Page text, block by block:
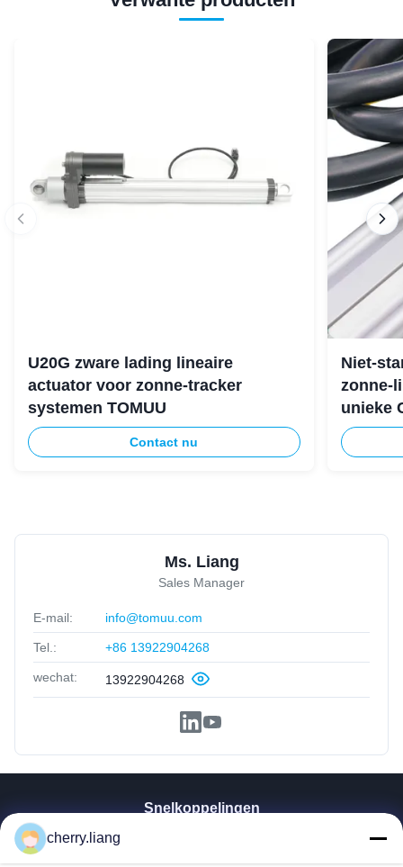
U20G zware lading lineaire
actuator voor zonne-tracker
systemen TOMUU
Contact nu
Niet-
zonne-
unieke
Ms. Liang
Sales Manager
E-mail: info@tomuu.com
Tel.: +86 13922904268
wechat: 13922904268
Snelkoppelingen
Producten
cherry.liang